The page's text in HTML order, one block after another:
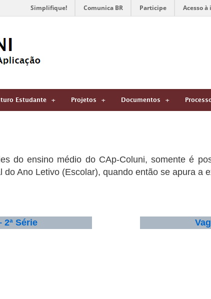
Simplifique! Comunica BR Participe Acesso
Estudante Projetos Documentos
do ensino médio do CAp-Coluni, somente é
Ano Letivo (Escolar), quando então se apura a
2ª Série